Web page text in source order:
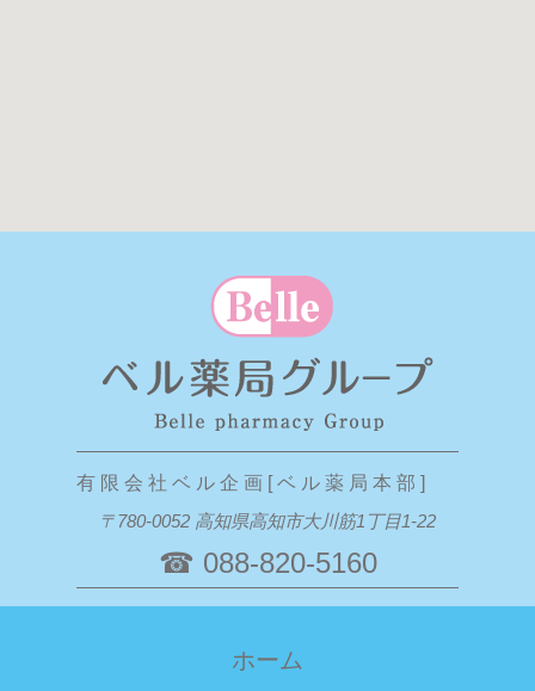
有 限 会 社 ベ ル 企 画 [ ベ ル 薬 局 本 部 ]
〒780-0052 高知県高知市大川筋1丁目1-22
☎ 088-820-5160
ホーム